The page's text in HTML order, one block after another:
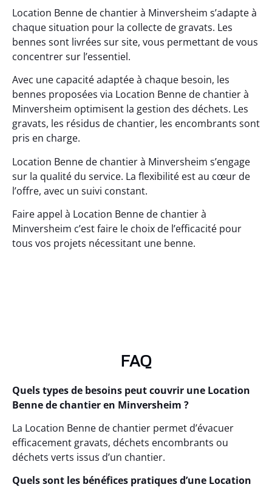
Location Benne de chantier à Minversheim s’adapte à
chaque situation pour la collecte de gravats. Les
bennes sont livrées sur site, vous permettant de vous
concentrer sur l’essentiel.
Avec une capacité adaptée à chaque besoin, les
bennes proposées via Location Benne de chantier à
Minversheim optimisent la gestion des déchets. Les
gravats, les résidus de chantier, les encombrants sont
pris en charge.
Location Benne de chantier à Minversheim s’engage
sur la qualité du service. La flexibilité est au cœur de
l’offre, avec un suivi constant.
Faire appel à Location Benne de chantier à
Minversheim c’est faire le choix de l’efficacité pour
tous vos projets nécessitant une benne.
FAQ
Quels types de besoins peut couvrir une Location
Benne de chantier en Minversheim ?
La Location Benne de chantier permet d’évacuer
efficacement gravats, déchets encombrants ou
déchets verts issus d’un chantier.
Quels sont les bénéfices pratiques d’une Location